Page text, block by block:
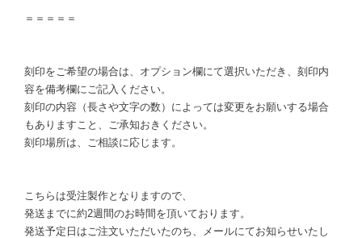
＝＝＝＝＝
刻印をご希望の場合は、オプション欄にて選択いただき、刻印内
容を備考欄にご記入ください。
刻印の内容（長さや文字の数）によっては変更をお願いする場合
もありますこと、ご承知おきください。
刻印場所は、ご相談に応じます。
こちらは受注製作となりますので、
発送までに約2週間のお時間を頂いております。
発送予定日はご注文いただいたのち、メールにてお知らせいたし